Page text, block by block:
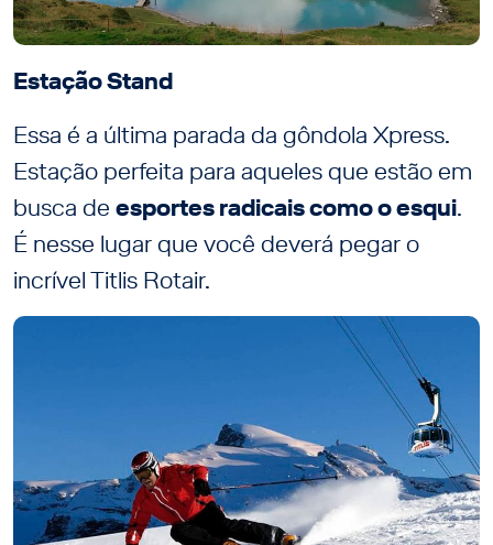
Estação Stand
Essa é a última parada da gôndola Xpress.
Estação perfeita para aqueles que estão em
busca de esportes radicais como o esqui.
É nesse lugar que você deverá pegar o
incrível Titlis Rotair.